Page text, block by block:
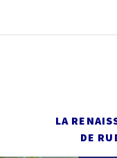
LA
DE